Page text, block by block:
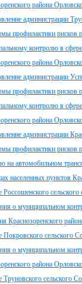
района
администрации
профилактики рисков
контролю в сфере
района
администрации
профилактики рисков
контролю в сфере
района
администрации
профилактики рисков
на автомобильном
населенных пунктов
Россошенского
о муниципальном
Краснозоренского
Покровского сельского
о муниципальном
района
Труновского сельского